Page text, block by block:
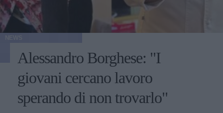
Alessandro Borghese: "I
giovani cercano lavoro
sperando di non trovarlo"